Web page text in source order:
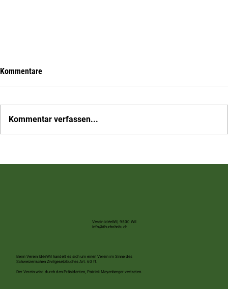
Kommentare
Kommentar verfassen...
Verein IdéeWil, 9500 Wil
info@thurbobräu.ch
Beim Verein IdéeWil handelt es sich um einen Verein im Sinne des
Schweizerischen Zivilgesetzbuches Art. 60 ff.
Der Verein wird durch den Präsidenten, Patrick Meyenberger vertreten.